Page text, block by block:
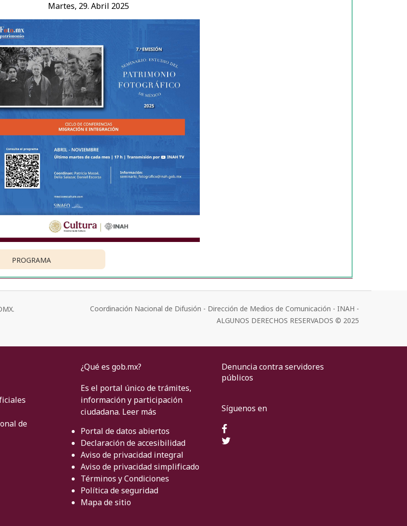
PROGRAMA
Martes, 29. Abril 2025
Coordinación Nacional de Difusión - Dirección de Medios de Comunicación - INAH -
ALGUNOS DERECHOS RESERVADOS © 2025
de
¿Qué es gob.mx?
Es el portal único de trámites,
información y participación
ciudadana. Leer más
Portal de datos abiertos
Declaración de accesibilidad
Aviso de privacidad integral
Aviso de privacidad simplificado
Términos y Condiciones
Política de seguridad
Mapa de sitio
Denuncia contra servidores
públicos
Síguenos en